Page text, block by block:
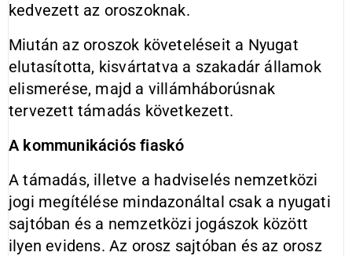
kedvezett az oroszoknak.
Miután az oroszok követeléseit a Nyugat
elutasította, kisvártatva a szakadár államok
elismerése, majd a villámháborúsnak
tervezett támadás következett.
A kommunikációs fiaskó
A támadás, illetve a hadviselés nemzetközi
jogi megítélése mindazonáltal csak a nyugati
sajtóban és a nemzetközi jogászok között
ilyen evidens. Az orosz sajtóban és az orosz